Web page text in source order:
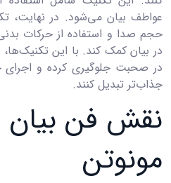
عواطف بیان می‌شود. در نهایت،
حجم صدا و استفاده از حرکات
در بیان کمک کند. با این تکنیک‌ها،
در صحبت جلوگیری کرده و
جذاب‌تر تبدیل کنند.
نقش فن بیان
مونوتن